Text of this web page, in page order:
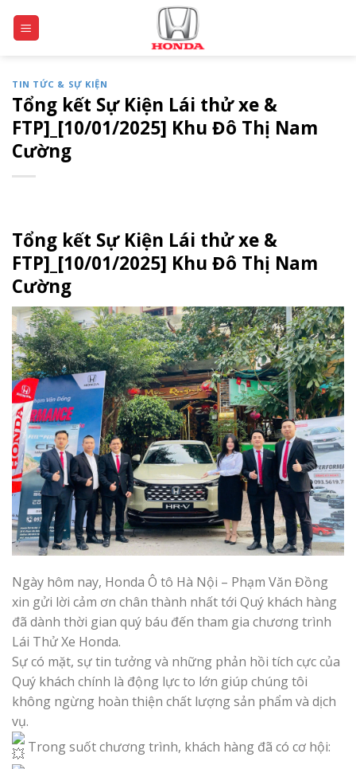
TIN TỨC & SỰ KIỆN
Tổng kết Sự Kiện Lái thử xe &
FTP]_[10/01/2025] Khu Đô Thị Nam
Cường
Tổng kết Sự Kiện Lái thử xe &
FTP]_[10/01/2025] Khu Đô Thị Nam
Cường
Ngày hôm nay, Honda Ô tô Hà Nội – Phạm Văn Đồng
xin gửi lời cảm ơn chân thành nhất tới Quý khách hàng
đã dành thời gian quý báu đến tham gia chương trình
Lái Thử Xe Honda.
Sự có mặt, sự tin tưởng và những phản hồi tích cực của
Quý khách chính là động lực to lớn giúp chúng tôi
không ngừng hoàn thiện chất lượng sản phẩm và dịch
vụ.
Trong suốt chương trình, khách hàng đã có cơ hội: